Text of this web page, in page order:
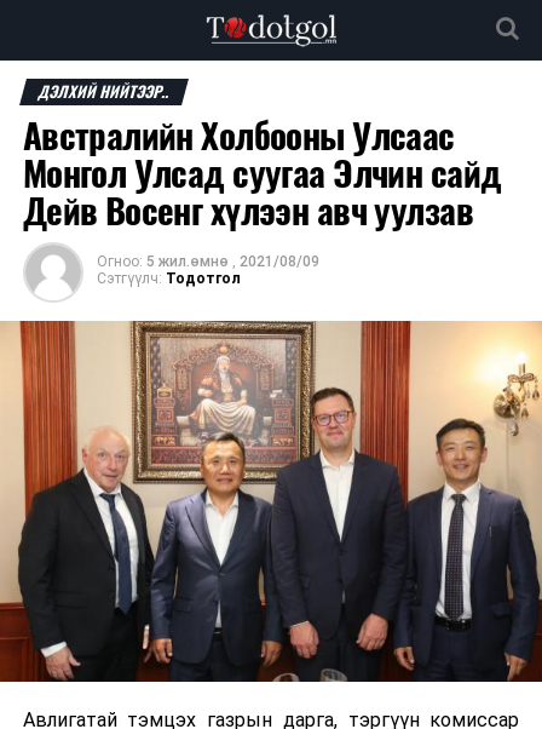
ДЭЛХИЙ НИЙТЭЭР..
Австралийн Холбооны Улсаас
Монгол Улсад суугаа Элчин сайд
Дейв Восенг хүлээн авч уулзав
Огноо: 5 жил.өмнө , 2021/08/09
Сэтгүүлч: Тодотгол
Авлигатай тэмцэх газрын дарга, тэргүүн комиссар